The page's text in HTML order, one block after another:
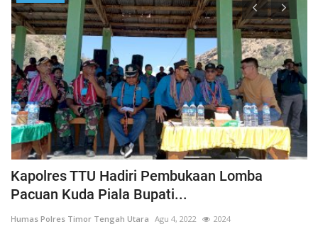
Kapolres TTU Hadiri Pembukaan Lomba
Pacuan Kuda Piala Bupati...
Humas Polres Timor Tengah Utara Agu 4, 2022 2024